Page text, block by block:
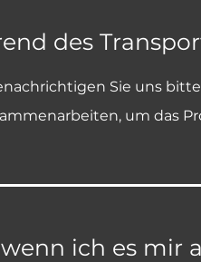
des
Sie uns
um das
ich es mir